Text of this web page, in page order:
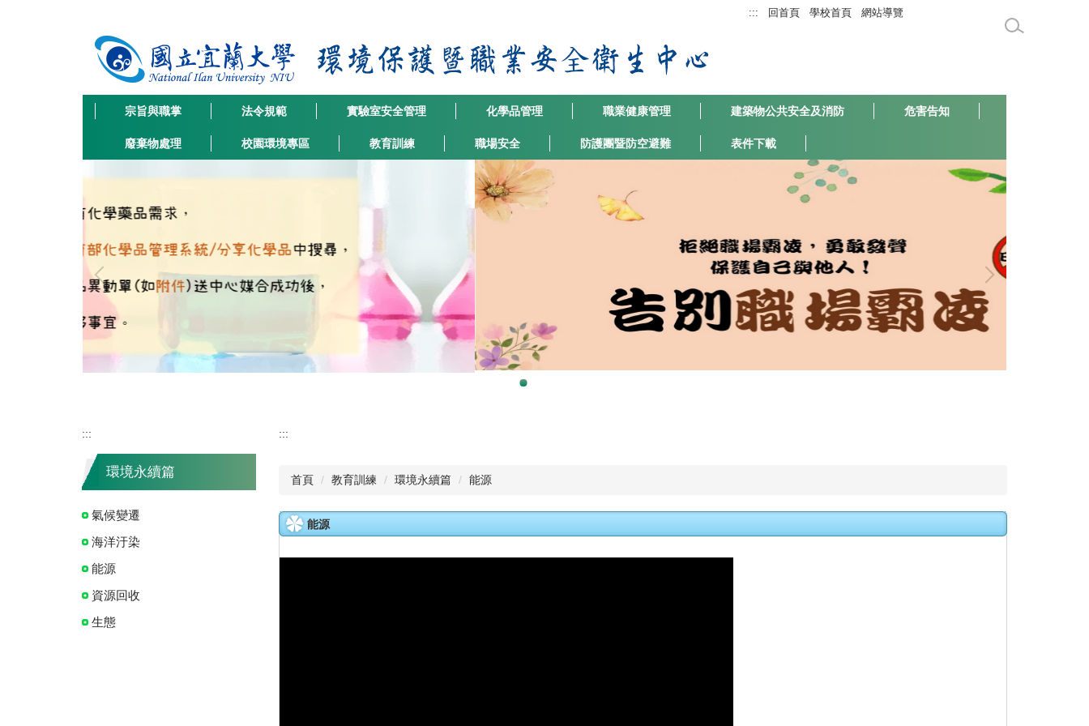
::: 回首頁 學校首頁 網站導覽
宗旨與職掌 法令規範 實驗室安全管理 化學品管理 職業健康管理 建築物公共安全及消防 危害告知
廢棄物處理 校園環境專區 教育訓練 職場安全 防護團暨防空避難 表件下載
:::
環境永續篇
氣候變遷
海洋汙染
能源
資源回收
生態
:::
首頁 教育訓練 環境永續篇 能源
能源